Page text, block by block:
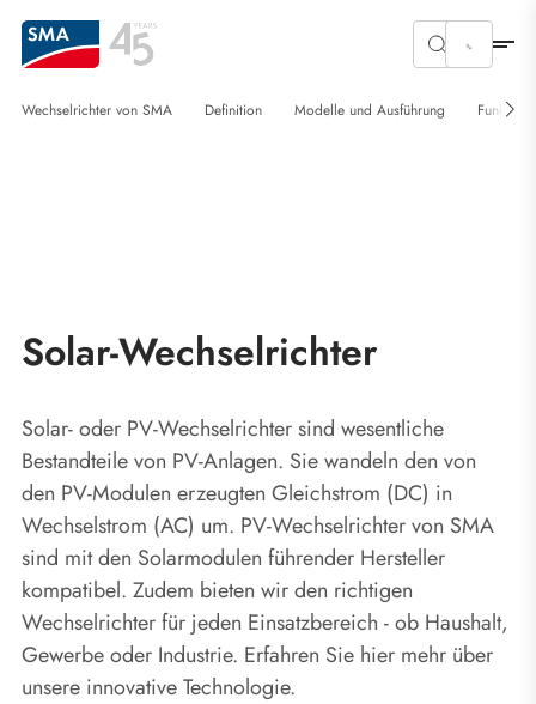
Wechselrichter von SMA Definition Modelle und Ausführung Funktion
Solar-Wechselrichter
Solar- oder PV-Wechselrichter sind wesentliche
Bestandteile von PV-Anlagen. Sie wandeln den von
den PV-Modulen erzeugten Gleichstrom (DC) in
Wechselstrom (AC) um. PV-Wechselrichter von SMA
sind mit den Solarmodulen führender Hersteller
kompatibel. Zudem bieten wir den richtigen
Wechselrichter für jeden Einsatzbereich - ob Haushalt,
Gewerbe oder Industrie. Erfahren Sie hier mehr über
unsere innovative Technologie.